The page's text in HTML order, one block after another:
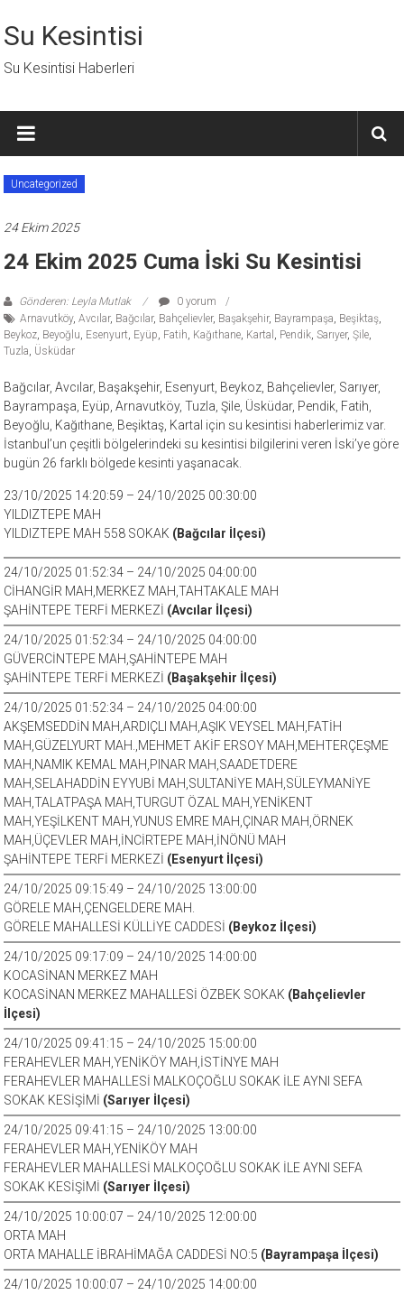
geç
Su Kesintisi
Su Kesintisi Haberleri
Uncategorized
24 Ekim 2025
24 Ekim 2025 Cuma İski Su Kesintisi
Gönderen: Leyla Mutlak
0 yorum
Arnavutköy,Avcılar, Bağcılar, Bahçelievler, Başakşehir, Bayrampaşa, Beşiktaş,
Beykoz, Beyoğlu, Esenyurt, Eyüp, Fatih, Kağıthane, Kartal , Pendik,Sarıyer,Şile,
Tuzla, Üsküdar
Bağcılar, Avcılar, Başakşehir, Esenyurt, Beykoz, Bahçelievler, Sarıyer,
Bayrampaşa, Eyüp, Arnavutköy, Tuzla, Şile, Üsküdar, Pendik, Fatih,
Beyoğlu, Kağıthane, Beşiktaş, Kartal için su kesintisi haberlerimiz var.
İstanbul’un çeşitli bölgelerindeki su kesintisi bilgilerini veren İski’ye göre
bugün 26 farklı bölgede kesinti yaşanacak.
23/10/2025 14:20:59 – 24/10/2025 00:30:00
YILDIZTEPE MAH
YILDIZTEPE MAH 558 SOKAK (Bağcılar İlçesi)
24/10/2025 01:52:34 – 24/10/2025 04:00:00
CİHANGİR MAH,MERKEZ MAH,TAHTAKALE MAH
ŞAHİNTEPE TERFİ MERKEZİ (Avcılar İlçesi)
24/10/2025 01:52:34 – 24/10/2025 04:00:00
GÜVERCİNTEPE MAH,ŞAHİNTEPE MAH
ŞAHİNTEPE TERFİ MERKEZİ (Başakşehir İlçesi)
24/10/2025 01:52:34 – 24/10/2025 04:00:00
AKŞEMSEDDİN MAH,ARDIÇLI MAH,AŞIK VEYSEL MAH,FATİH
MAH,GÜZELYURT MAH.,MEHMET AKİF ERSOY MAH,MEHTERÇEŞME
MAH,NAMIK KEMAL MAH,PINAR MAH,SAADETDERE
MAH,SELAHADDİN EYYUBİ MAH,SULTANİYE MAH,SÜLEYMANİYE
MAH,TALATPAŞA MAH,TURGUT ÖZAL MAH,YENİKENT
MAH,YEŞİLKENT MAH,YUNUS EMRE MAH,ÇINAR MAH,ÖRNEK
MAH,ÜÇEVLER MAH,İNCİRTEPE MAH,İNÖNÜ MAH
ŞAHİNTEPE TERFİ MERKEZİ (Esenyurt İlçesi)
24/10/2025 09:15:49 – 24/10/2025 13:00:00
GÖRELE MAH,ÇENGELDERE MAH.
GÖRELE MAHALLESİ KÜLLİYE CADDESİ (Beykoz İlçesi)
24/10/2025 09:17:09 – 24/10/2025 14:00:00
KOCASİNAN MERKEZ MAH
KOCASİNAN MERKEZ MAHALLESİ ÖZBEK SOKAK (Bahçelievler
İlçesi)
24/10/2025 09:41:15 – 24/10/2025 15:00:00
FERAHEVLER MAH,YENİKÖY MAH,İSTİNYE MAH
FERAHEVLER MAHALLESİ MALKOÇOĞLU SOKAK İLE AYNI SEFA
SOKAK KESİŞİMİ (Sarıyer İlçesi)
24/10/2025 09:41:15 – 24/10/2025 13:00:00
FERAHEVLER MAH,YENİKÖY MAH
FERAHEVLER MAHALLESİ MALKOÇOĞLU SOKAK İLE AYNI SEFA
SOKAK KESİŞİMİ (Sarıyer İlçesi)
24/10/2025 10:00:07 – 24/10/2025 12:00:00
ORTA MAH
ORTA MAHALLE İBRAHİMAĞA CADDESİ NO:5 (Bayrampaşa İlçesi)
24/10/2025 10:00:07 – 24/10/2025 14:00:00